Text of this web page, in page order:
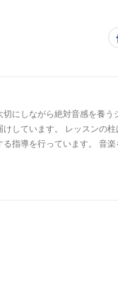
にしながら絶対音感を養
しています。 レッスンの
指導を行っています。 音